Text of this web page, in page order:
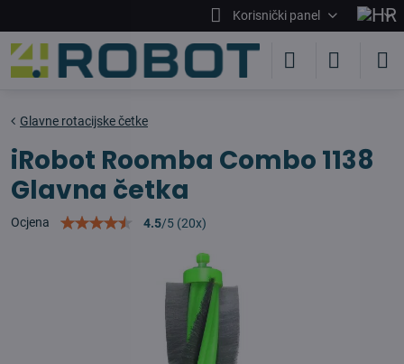
Korisnički panel
Glavne rotacijske četke
iRobot Roomba Combo 1138
Glavna četka
Ocjena 4.5/5 (20x)